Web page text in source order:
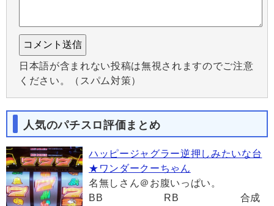
日本語が含まれない投稿は無視されますのでご注意
ください。（スパム対策）
人気のパチスロ評価まとめ
ハッピージャグラー逆押しみたいな台
★ワンダークーちゃん
名無しさん＠お腹いっぱい。
BB RB 合成